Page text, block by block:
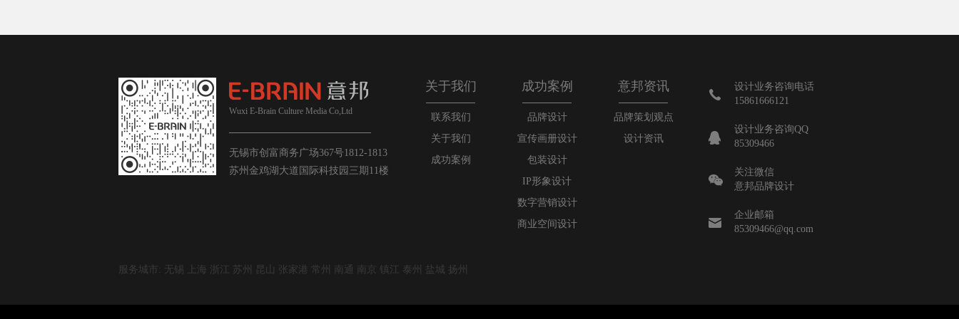
Wuxi E-Brain Culture Media Co,Ltd
无锡市创富商务广场367号1812-1813
苏州金鸡湖大道国际科技园三期11楼
关于我们
联系我们
关于我们
成功案例
成功案例
品牌设计
宣传画册设计
包装设计
IP形象设计
数字营销设计
商业空间设计
意邦资讯
品牌策划观点
设计资讯
设计业务咨询电话
15861666121
设计业务咨询QQ
85309466
关注微信
意邦品牌设计
企业邮箱
85309466@qq.com
服务城市: 无锡 上海 浙江 苏州 昆山 张家港 常州 南通 南京 镇江 泰州 盐城 扬州